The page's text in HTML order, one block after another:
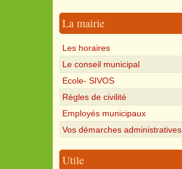
La mairie
Les horaires
Le conseil municipal
Ecole- SIVOS
Règles de civilité
Employés municipaux
Vos démarches administratives
Utile